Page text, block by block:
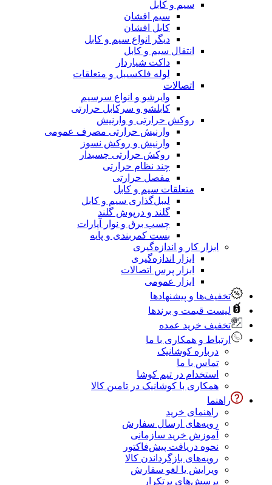
سیم و کابل
سیم افشان
کابل افشان
دیگر انواع سیم و کابل
انتقال سیم و کابل
داکت شیاردار
لوله فلکسیبل و متعلقات
اتصالات
وایرشو و انواع سرسیم
کابلشو و سرکابل حرارتی
روکش حرارتی و وارنیش
وارنیش حرارتی مصرف عمومی
وارنیش و روکش نسوز
روکش حرارتی چسبدار
چند نظام حرارتی
مفصل حرارتی
متعلقات سیم و کابل
لیبل‌گذاری سیم و کابل
گلند و درپوش گلند
چسب برق و نوار آپارات
بست کمربندی و پایه
ابزار کار و اندازه‌گیری
ابزار اندازه‌گیری
ابزار پرس اتصالات
ابزار عمومی
تخفیف‌ها و پیشنهادها
لیست قیمت و برندها
تخفیف خرید عمده
ارتباط و همکاری با ما
درباره کوشانیک
تماس با ما
استخدام در تیم کوشا
همکاری با کوشانیک در تامین کالا
راهنما
راهنمای خرید
رویه‌های ارسال سفارش
آموزش خرید سازمانی
نحوه دریافت پیش‌فاکتور
رویه‌های بازگرداندن کالا
ویرایش یا لغو سفارش
پرسش‌های پرتکرار